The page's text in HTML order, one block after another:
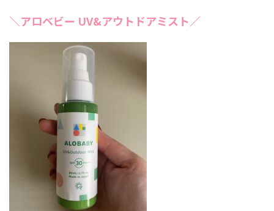
＼アロベビー UV&アウトドアミスト／